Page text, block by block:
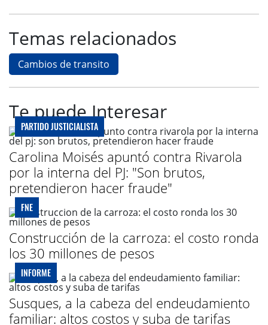
Temas relacionados
Cambios de transito
Te puede Interesar
PARTIDO JUSTICIALISTA
Carolina Moisés apuntó contra Rivarola
por la interna del PJ: "Son brutos,
pretendieron hacer fraude"
FNE
Construcción de la carroza: el costo ronda
los 30 millones de pesos
INFORME
Susques, a la cabeza del endeudamiento
familiar: altos costos y suba de tarifas